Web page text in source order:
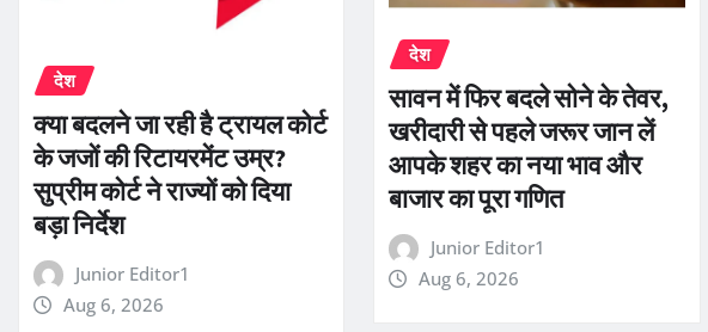
देश
क्या बदलने जा रही है ट्रायल कोर्ट
के जजों की रिटायरमेंट उम्र?
सुप्रीम कोर्ट ने राज्यों को दिया
बड़ा निर्देश
Junior Editor1
Aug 6, 2026
देश
सावन में फिर बदले सोने के तेवर,
खरीदारी से पहले जरूर जान लें
आपके शहर का नया भाव और
बाजार का पूरा गणित
Junior Editor1
Aug 6, 2026